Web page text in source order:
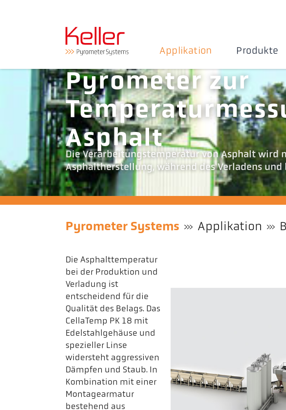
Applikation Produkte
Pyrometer zur
Asphalt
Die Verarbeitungstemperatur von Asphalt wird
Asphaltherstellung, während des Verladens
Pyrometer Systems Applikation
Die Asphalttemperatur
bei der Produktion und
Verladung ist
entscheidend für die
Qualität des Belags. Das
CellaTemp PK 18 mit
Edelstahlgehäuse und
spezieller Linse
widersteht aggressiven
Dämpfen und Staub. In
Kombination mit einer
Montagearmatur
bestehend aus